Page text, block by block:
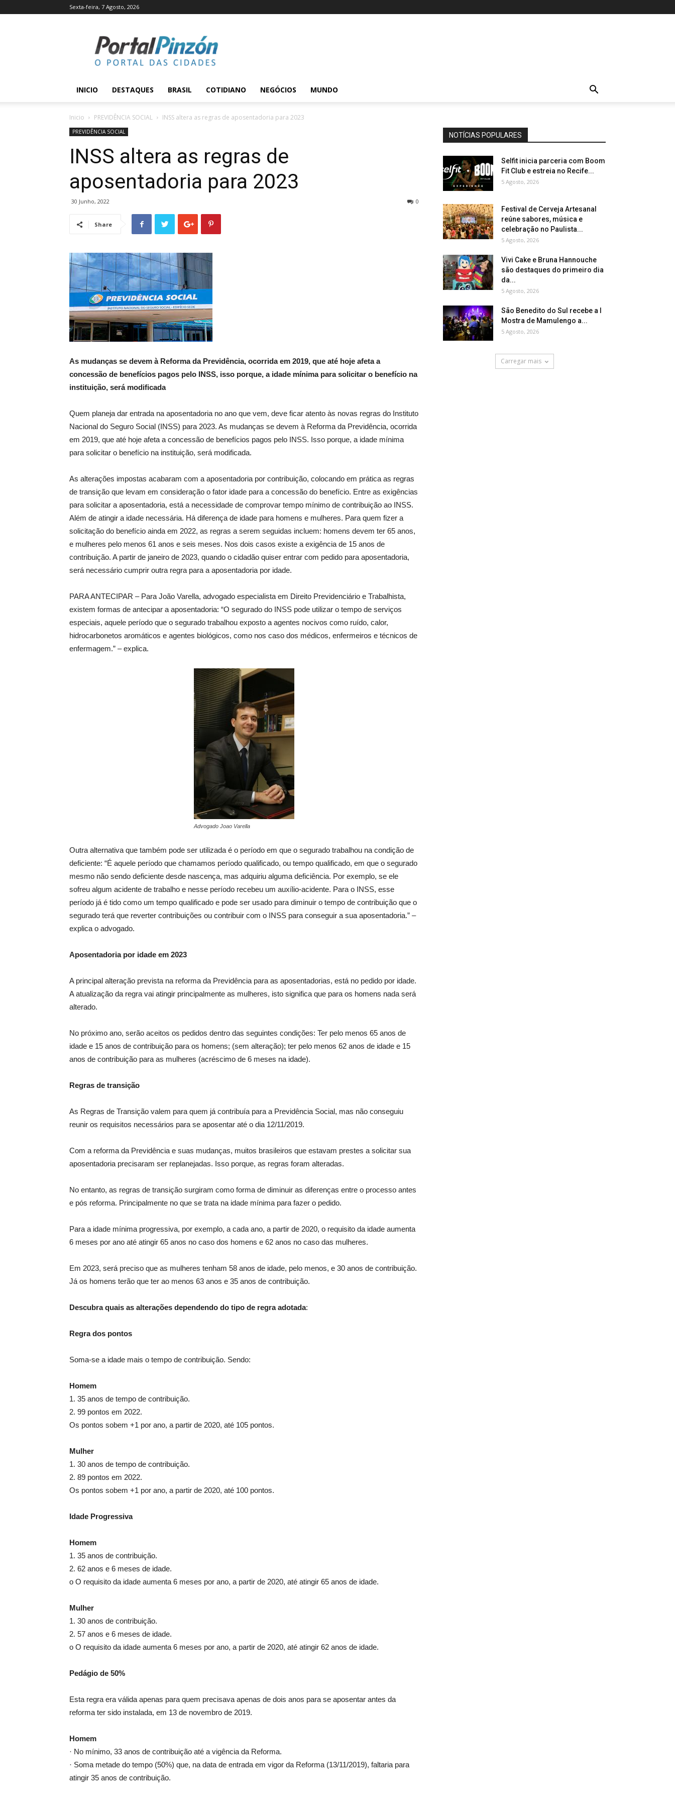
Sexta-feira, 7 Agosto, 2026
Pinzón
INICIO DESTAQUES BRASIL COTIDIANO NEGÓCIOS MUNDO
Inicio PREVIDÊNCIA SOCIAL INSS altera as regras de aposentadoria para 2023
PREVIDÊNCIA SOCIAL
INSS altera as regras de
aposentadoria para 2023
30 Junho, 2022 0
Share
As mudanças se devem à Reforma da Previdência, ocorrida em 2019, que até hoje afeta a
concessão de benefícios pagos pelo INSS, isso porque, a idade mínima para solicitar o benefício na
instituição, será modificada
Quem planeja dar entrada na aposentadoria no ano que vem, deve ficar atento às novas regras do Instituto
Nacional do Seguro Social (INSS) para 2023. As mudanças se devem à Reforma da Previdência, ocorrida
em 2019, que até hoje afeta a concessão de benefícios pagos pelo INSS. Isso porque, a idade mínima
para solicitar o benefício na instituição, será modificada.
As alterações impostas acabaram com a aposentadoria por contribuição, colocando em prática as regras
de transição que levam em consideração o fator idade para a concessão do benefício. Entre as exigências
para solicitar a aposentadoria, está a necessidade de comprovar tempo mínimo de contribuição ao INSS.
Além de atingir a idade necessária. Há diferença de idade para homens e mulheres. Para quem fizer a
solicitação do benefício ainda em 2022, as regras a serem seguidas incluem: homens devem ter 65 anos,
e mulheres pelo menos 61 anos e seis meses. Nos dois casos existe a exigência de 15 anos de
contribuição. A partir de janeiro de 2023, quando o cidadão quiser entrar com pedido para aposentadoria,
será necessário cumprir outra regra para a aposentadoria por idade.
PARA ANTECIPAR – Para João Varella, advogado especialista em Direito Previdenciário e Trabalhista,
existem formas de antecipar a aposentadoria: “O segurado do INSS pode utilizar o tempo de serviços
especiais, aquele período que o segurado trabalhou exposto a agentes nocivos como ruído, calor,
hidrocarbonetos aromáticos e agentes biológicos, como nos caso dos médicos, enfermeiros e técnicos de
enfermagem.” – explica.
Advogado Joao Varella
Outra alternativa que também pode ser utilizada é o período em que o segurado trabalhou na condição de
deficiente: “É aquele período que chamamos período qualificado, ou tempo qualificado, em que o segurado
mesmo não sendo deficiente desde nascença, mas adquiriu alguma deficiência. Por exemplo, se ele
sofreu algum acidente de trabalho e nesse período recebeu um auxílio-acidente. Para o INSS, esse
período já é tido como um tempo qualificado e pode ser usado para diminuir o tempo de contribuição que o
segurado terá que reverter contribuições ou contribuir com o INSS para conseguir a sua aposentadoria.” –
explica o advogado.
Aposentadoria por idade em 2023
A principal alteração prevista na reforma da Previdência para as aposentadorias, está no pedido por idade.
A atualização da regra vai atingir principalmente as mulheres, isto significa que para os homens nada será
alterado.
No próximo ano, serão aceitos os pedidos dentro das seguintes condições: Ter pelo menos 65 anos de
idade e 15 anos de contribuição para os homens; (sem alteração); ter pelo menos 62 anos de idade e 15
anos de contribuição para as mulheres (acréscimo de 6 meses na idade).
Regras de transição
As Regras de Transição valem para quem já contribuía para a Previdência Social, mas não conseguiu
reunir os requisitos necessários para se aposentar até o dia 12/11/2019.
Com a reforma da Previdência e suas mudanças, muitos brasileiros que estavam prestes a solicitar sua
aposentadoria precisaram ser replanejadas. Isso porque, as regras foram alteradas.
No entanto, as regras de transição surgiram como forma de diminuir as diferenças entre o processo antes
e pós reforma. Principalmente no que se trata na idade mínima para fazer o pedido.
Para a idade mínima progressiva, por exemplo, a cada ano, a partir de 2020, o requisito da idade aumenta
6 meses por ano até atingir 65 anos no caso dos homens e 62 anos no caso das mulheres.
Em 2023, será preciso que as mulheres tenham 58 anos de idade, pelo menos, e 30 anos de contribuição.
Já os homens terão que ter ao menos 63 anos e 35 anos de contribuição.
Descubra quais as alterações dependendo do tipo de regra adotada:
Regra dos pontos
Soma-se a idade mais o tempo de contribuição. Sendo:
Homem
1. 35 anos de tempo de contribuição.
2. 99 pontos em 2022.
Os pontos sobem +1 por ano, a partir de 2020, até 105 pontos.
Mulher
1. 30 anos de tempo de contribuição.
2. 89 pontos em 2022.
Os pontos sobem +1 por ano, a partir de 2020, até 100 pontos.
Idade Progressiva
Homem
1. 35 anos de contribuição.
2. 62 anos e 6 meses de idade.
o O requisito da idade aumenta 6 meses por ano, a partir de 2020, até atingir 65 anos de idade.
Mulher
1. 30 anos de contribuição.
2. 57 anos e 6 meses de idade.
o O requisito da idade aumenta 6 meses por ano, a partir de 2020, até atingir 62 anos de idade.
Pedágio de 50%
Esta regra era válida apenas para quem precisava apenas de dois anos para se aposentar antes da
reforma ter sido instalada, em 13 de novembro de 2019.
Homem
· No mínimo, 33 anos de contribuição até a vigência da Reforma.
· Soma metade do tempo (50%) que, na data de entrada em vigor da Reforma (13/11/2019), faltaria para
atingir 35 anos de contribuição.
NOTÍCIAS POPULARES
Selfit inicia parceria com Boom
Fit Club e estreia no Recife...
5 Agosto, 2026
Festival de Cerveja Artesanal
reúne sabores, música e
celebração no Paulista...
5 Agosto, 2026
Vivi Cake e Bruna Hannouche
são destaques do primeiro dia
da...
5 Agosto, 2026
São Benedito do Sul recebe a I
Mostra de Mamulengo a...
5 Agosto, 2026
Carregar mais